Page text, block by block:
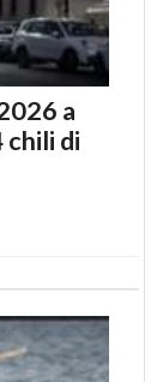
a
chili di